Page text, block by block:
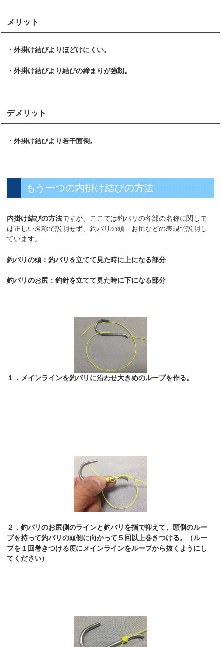
メリット
・外掛け結びよりほどけにくい。
・外掛け結びより結びの締まりが強靭。
デメリット
・外掛け結びより若干面倒。
もう一つの内掛け結びの方法
内掛け結びの方法ですが、ここでは釣バリの各部の名称に関して
は正しい名称で説明せず、釣バリの頭、お尻などの表現で説明し
ています。
釣バリの頭：釣バリを立てて見た時に上になる部分
釣バリのお尻：釣針を立てて見た時に下になる部分
１．メインラインを釣バリに沿わせ大きめのループを作る。
２．釣バリのお尻側のラインと釣バリを指で抑えて、頭側のルー
プを持って釣バリの頭側に向かって５回以上巻きつける。（ルー
プを１回巻きつける度にメインラインをループから抜くようにし
てください）